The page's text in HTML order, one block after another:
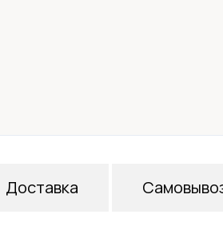
Доставка